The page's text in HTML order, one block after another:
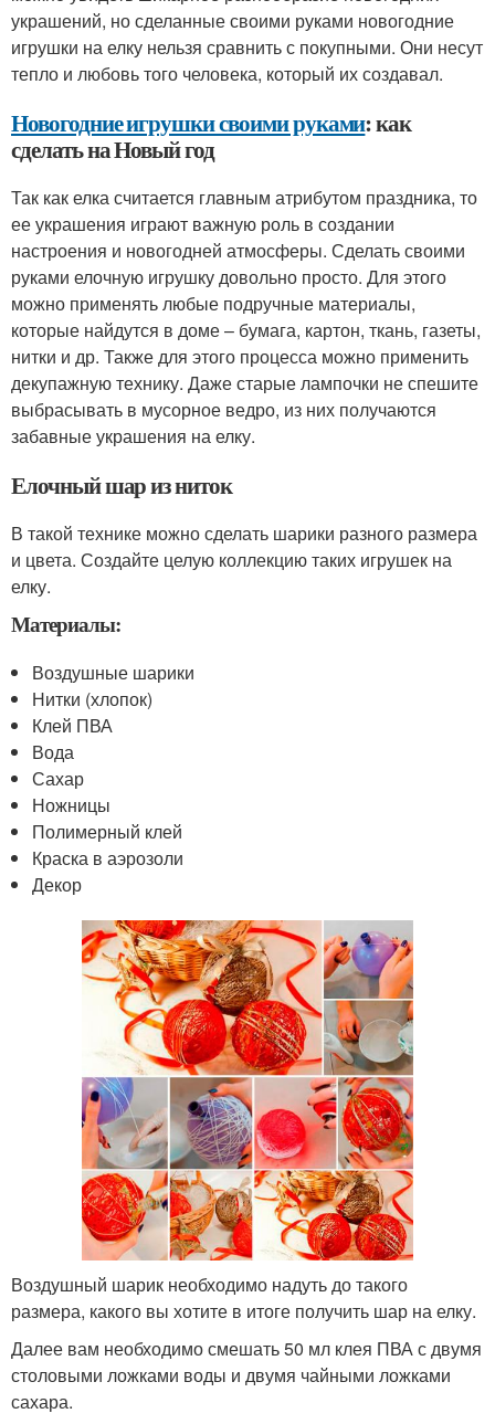
украшений, но сделанные своими руками новогодние
игрушки на елку нельзя сравнить с покупными. Они несут
тепло и любовь того человека, который их создавал.
Новогодние игрушки своими руками: как
сделать на Новый год
Так как елка считается главным атрибутом праздника, то
ее украшения играют важную роль в создании
настроения и новогодней атмосферы. Сделать своими
руками елочную игрушку довольно просто. Для этого
можно применять любые подручные материалы,
которые найдутся в доме – бумага, картон, ткань, газеты,
нитки и др. Также для этого процесса можно применить
декупажную технику. Даже старые лампочки не спешите
выбрасывать в мусорное ведро, из них получаются
забавные украшения на елку.
Елочный шар из ниток
В такой технике можно сделать шарики разного размера
и цвета. Создайте целую коллекцию таких игрушек на
елку.
Материалы:
Воздушные шарики
Нитки (хлопок)
Клей ПВА
Вода
Сахар
Ножницы
Полимерный клей
Краска в аэрозоли
Декор
Воздушный шарик необходимо надуть до такого
размера, какого вы хотите в итоге получить шар на елку.
Далее вам необходимо смешать 50 мл клея ПВА с двумя
столовыми ложками воды и двумя чайными ложками
сахара.